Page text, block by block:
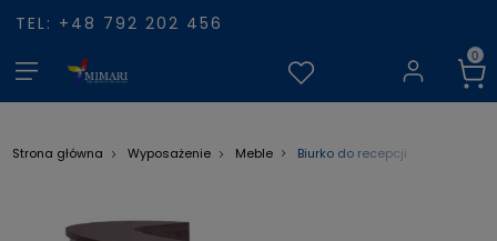
TEL: +48 792 202 456
Strona główna Wyposażenie Meble Biurko do recepcji